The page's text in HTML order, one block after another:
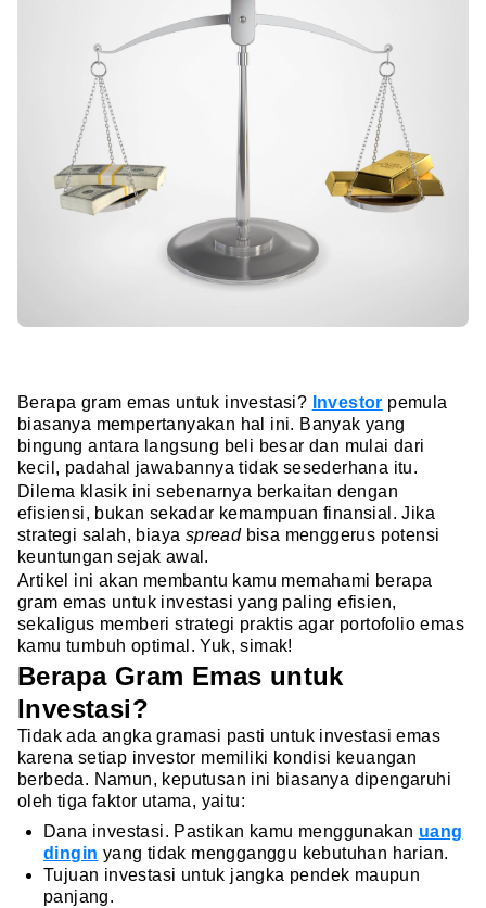
Berapa gram emas untuk investasi? Investor pemula
biasanya mempertanyakan hal ini. Banyak yang
bingung antara langsung beli besar dan mulai dari
kecil, padahal jawabannya tidak sesederhana itu.
Dilema klasik ini sebenarnya berkaitan dengan
efisiensi, bukan sekadar kemampuan finansial. Jika
strategi salah, biaya spreadbisa menggerus potensi
keuntungan sejak awal.
Artikel ini akan membantu kamu memahami berapa
gram emas untuk investasi yang paling efisien,
sekaligus memberi strategi praktis agar portofolio emas
kamu tumbuh optimal. Yuk, simak!
Berapa Gram Emas untuk
Investasi?
Tidak ada angka gramasi pasti untuk investasi emas
karena setiap investor memiliki kondisi keuangan
berbeda. Namun, keputusan ini biasanya dipengaruhi
oleh tiga faktor utama, yaitu:
Dana investasi. Pastikan kamu menggunakan uang
dingin yang tidak mengganggu kebutuhan harian.
Tujuan investasi untuk jangka pendek maupun
panjang.